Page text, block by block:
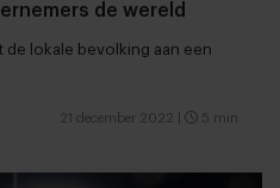
de wereld
de lokale bevolking aan een
21 december 2022 5 min